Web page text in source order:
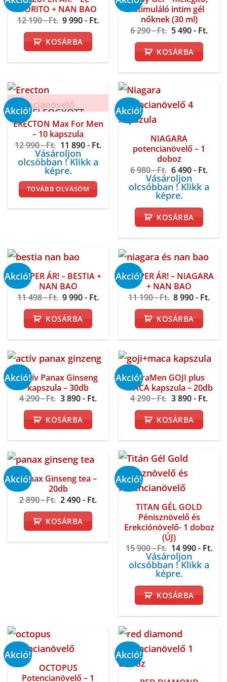
TORITO + NAN BAO
12 190- Ft. Original
was:
12
190 -
9 990- Ft.Current
KOSÁRBA
stimuláló intim gél
nőknek (30 ml)
6 290- Ft. Original
was:
6
290 -
5 490- Ft.
KOSÁRBA
Akció!ELFOGYOTT
ERECTON Max For Men
– 10 kapszula
12 990- Ft. Original
price
was:
12
990 -
Ft..
11 890- Ft.Current
Vásároljon
olcsóbban ! Klikk a
képre.
TOVÁBB OLVASOM
Akció!
NIAGARA
potencianövelő – 1
doboz
6 980- Ft. Original
price
was:
6
980 -
Ft..
6 490- Ft.
is:
6
Vásároljon
olcsóbban ! Klikk a
képre.
KOSÁRBA
Akció!
SZUPER ÁR! – BESTIA +
NAN BAO
11 498- Ft. Original
price
was:
11
498 -
9 990- Ft.Current
price
KOSÁRBA
Akció!
SZUPER ÁR! – NIAGARA
+ NAN BAO
11 190- Ft. Original
price
was:
11
190 -
8 990- Ft.
KOSÁRBA
Akció!Aktív Panax Ginseng
kapszula – 30db
4 290- Ft. Original
was:
4
290 -
3 890- Ft.Current
KOSÁRBA
Akció!XtraMen GOJI plus
MACA kapszula – 20db
4 290- Ft. Original
was:
4
290 -
3 890- Ft.
KOSÁRBA
Akció!Panax Ginseng tea –
20db
2 890- Ft. Original
was:
2
890 -
2 490- Ft.Current
KOSÁRBA
Akció!
TITAN GÉL GOLD
Pénisznövelő és
Erekciónövelő- 1 doboz
(ÚJ)
15 900- Ft. Original
price
was:
15
900 -
Ft..
14 990- Ft.
Vásároljon
olcsóbban ! Klikk a
képre.
KOSÁRBA
Akció!
OCTOPUS
Potencianövelő – 1
Akció!